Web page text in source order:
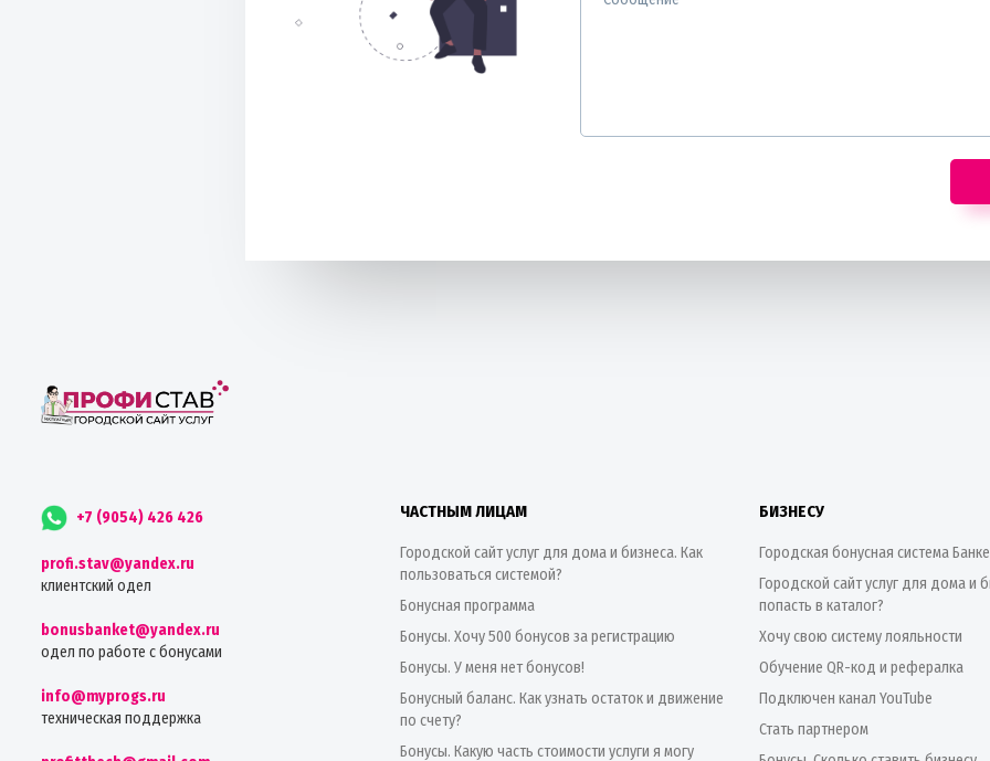
+7 (9054) 426 426
profi.stav@yandex.ru
клиентский одел
bonusbanket@yandex.ru
одел по работе с бонусами
info@myprogs.ru
техническая поддержка
ЧАСТНЫМ ЛИЦАМ
Городской сайт услуг для дома и бизнеса. Как
пользоваться системой?
Бонусная программа
Бонусы. Хочу 500 бонусов за регистрацию
Бонусы. У меня нет бонусов!
Бонусный баланс. Как узнать остаток и движение
по счету?
Бонусы. Какую часть стоимости услуги я могу
БИЗНЕСУ
Городская бонусная система
Городской сайт услуг для дома и
попасть в каталог?
Хочу свою систему лояльности
Обучение QR-код и рефералка
Подключен канал YouTube
Стать партнером